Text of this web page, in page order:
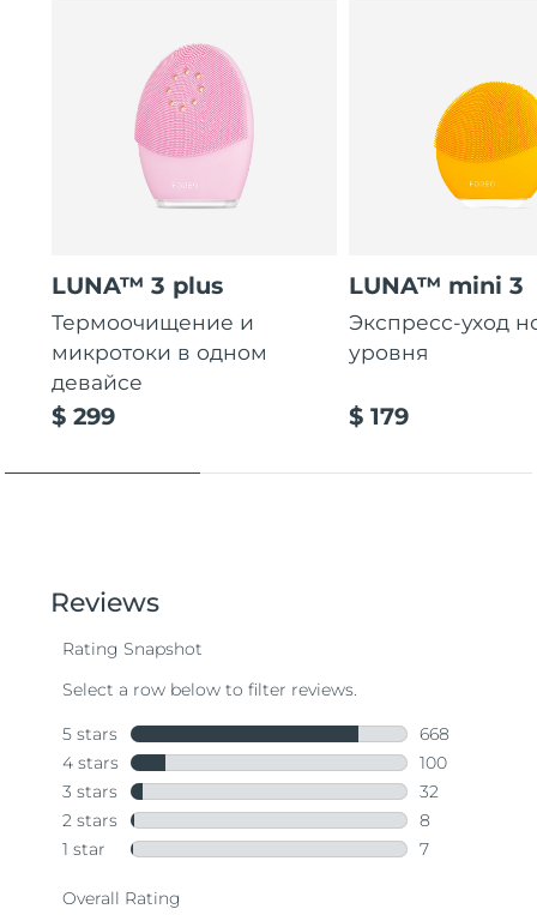
LUNA™ 3 plus
Термоочищение и
микротоки в одном
девайсе
$ 299
LUNA™ mini 3
Экспресс-уход
уровня
$ 179